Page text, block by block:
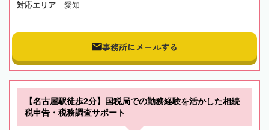
対応エリア 愛知
事務所にメールする
【名古屋駅徒歩2分】国税局での勤務経験を活かした相続
税申告・税務調査サポート